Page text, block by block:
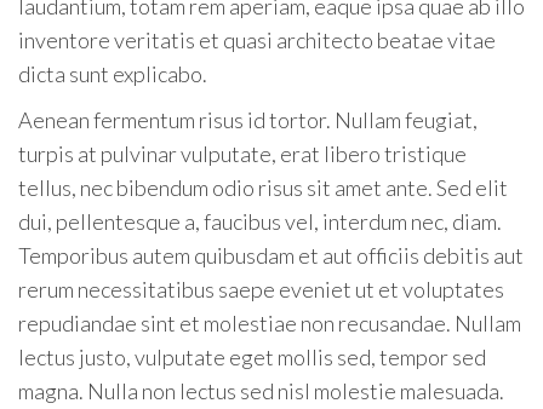
laudantium, totam rem aperiam, eaque ipsa quae ab illo
inventore veritatis et quasi architecto beatae vitae
dicta sunt explicabo.
Aenean fermentum risus id tortor. Nullam feugiat,
turpis at pulvinar vulputate, erat libero tristique
tellus, nec bibendum odio risus sit amet ante. Sed elit
dui, pellentesque a, faucibus vel, interdum nec, diam.
Temporibus autem quibusdam et aut officiis debitis aut
rerum necessitatibus saepe eveniet ut et voluptates
repudiandae sint et molestiae non recusandae. Nullam
lectus justo, vulputate eget mollis sed, tempor sed
magna. Nulla non lectus sed nisl molestie malesuada.